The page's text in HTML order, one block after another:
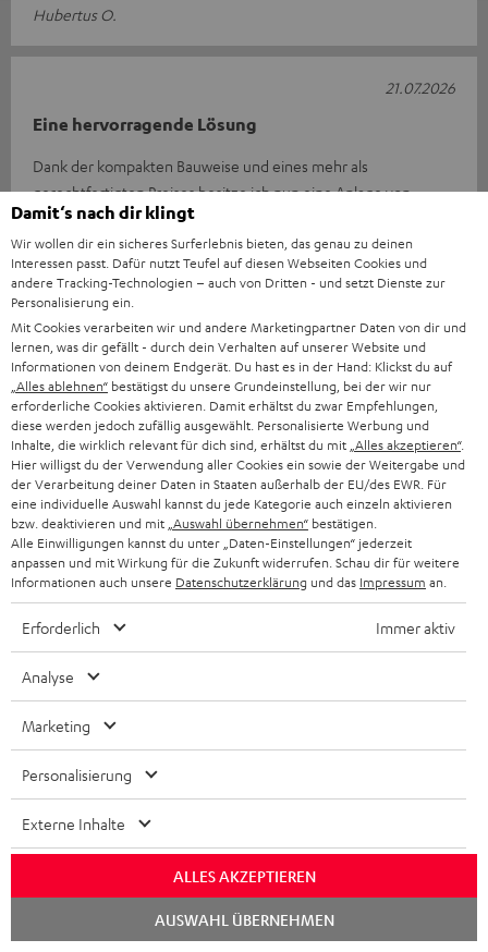
Hubertus O.
Eine hervorragende Lösung
Dank der kompakten Bauweise und eines mehr als
gerechtfertigten Preises besitze ich nun eine Anlage von
hervorragender Qualität, um diese ar
Komplette Bewertung lesen
ANDREA R.
(automatisch übersetzt *)
21.07.2026
Gutes Preis/Leistungsverhältnis
Die Lautsprecher haben einen sehr guten Klang! Der CD Player
ist ein wenig langsam bei der Anzeige der Titel und der
Plattenspieler etwas zu
Komplette Bewertung lesen
Markus M.
13.07.2026
Top Anlage
Sehr guter Klang, kompakt, edles Design. Beim Plattenspieler
fehlt der automatische Stop, dass stört etwas. Die Platte läuft
endlos weiter a
Sehr gut Teufel Anlage
Bin äußerst zufrieden, toll und super Sound
Damit‘s nach dir klingt
Wir wollen dir ein sicheres Surferlebnis bieten, das genau zu deinen
Interessen passt. Dafür nutzt Teufel auf diesen Webseiten Cookies und
andere Tracking-Technologien – auch von Dritten - und setzt Dienste zur
Personalisierung ein.
Mit Cookies verarbeiten wir und andere Marketingpartner Daten von dir und
lernen, was dir gefällt - durch dein Verhalten auf unserer Website und
Informationen von deinem Endgerät. Du hast es in der Hand: Klickst du auf
„Alles ablehnen“ bestätigst du unsere Grundeinstellung, bei der wir nur
erforderliche Cookies aktivieren. Damit erhältst du zwar Empfehlungen,
diese werden jedoch zufällig ausgewählt. Personalisierte Werbung und
Inhalte, die wirklich relevant für dich sind, erhältst du mit „Alles akzeptieren“.
Hier willigst du der Verwendung aller Cookies ein sowie der Weitergabe und
der Verarbeitung deiner Daten in Staaten außerhalb der EU/des EWR. Für
eine individuelle Auswahl kannst du jede Kategorie auch einzeln aktivieren
bzw. deaktivieren und mit „Auswahl übernehmen“ bestätigen.
Alle Einwilligungen kannst du unter „Daten-Einstellungen“ jederzeit
anpassen und mit Wirkung für die Zukunft widerrufen. Schau dir für weitere
Informationen auch unsere Datenschutzerklärung und das Impressum an.
Erforderlich Immer aktiv
Analyse
Marketing
Personalisierung
Externe Inhalte
ALLES AKZEPTIEREN
AUSWAHL ÜBERNEHMEN